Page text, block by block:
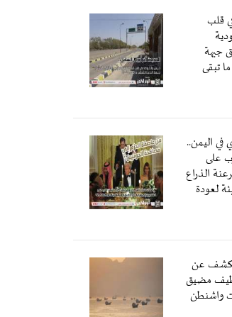
قلب
جبهة
تبقى
اليمن..
على
الذراع
لعودة
عن
مضيق
واشنطن